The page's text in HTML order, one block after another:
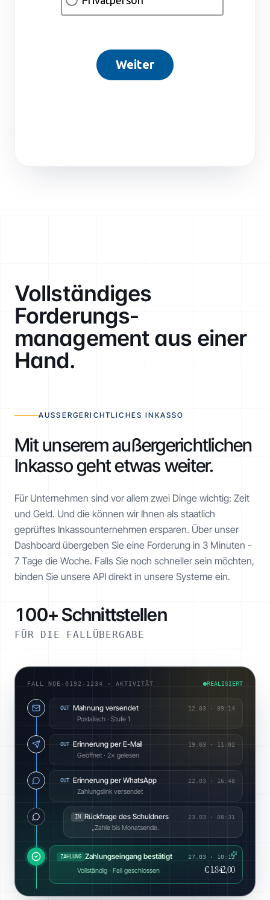
Vollständiges
Forderungs­
management aus einer
Hand.
AUSSERGERICHTLICHES INKASSO
Mit unserem außergerichtlichen
Inkasso geht etwas weiter.
Für Unternehmen sind vor allem zwei Dinge wichtig: Zeit
und Geld. Und die können wir Ihnen als staatlich
geprüftes Inkasso­unternehmen ersparen. Über unser
Dashboard übergeben Sie eine Forderung in 3 Minuten -
7 Tage die Woche. Falls Sie noch schneller sein möchten,
binden Sie unsere API direkt in unsere Systeme ein.
100+ Schnittstellen
FÜR DIE FALLÜBERGABE
FALL NOE-0192-1234 · AKTIVITÄT REALISIERT
OUT Mahnung versendet 12.03 · 09:14
Postalisch · Stufe 1
OUT Erinnerung per E-Mail 19.03 · 11:02
Geöffnet · 2× gelesen
OUT Erinnerung per WhatsApp 22.03 · 16:48
Zahlungslink versendet
IN Rückfrage des Schuldners 23.03 · 08:31
„Zahle bis Monatsende.
ZAHLUNG Zahlungseingang bestätigt 27.03 · 10:12
Vollständig · Fall geschlossen € 1.842,00